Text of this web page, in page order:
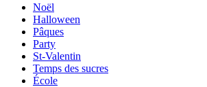
Noël
Halloween
Pâques
Party
St-Valentin
Temps des sucres
École